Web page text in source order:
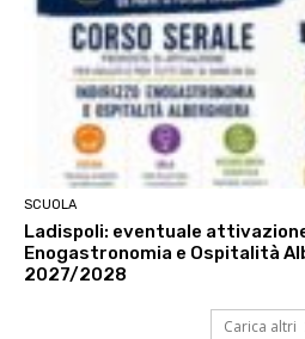
SCUOLA
Ladispoli: eventuale
Enogastronomia e Ospitalità
2027/2028
Carica altri